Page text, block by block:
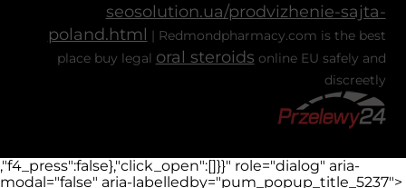
seosolution.ua/prodvizhenie-sajta-
poland.html | Redmondpharmacy.com is the best
place buy legal oral steroids online EU safely and
discreetly
,"f4_press":false},"click_open":[]}}" role="dialog" aria-
modal="false" aria-labelledby="pum_popup_title_5237">